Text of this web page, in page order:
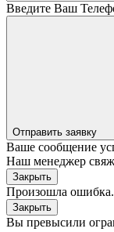
Введите Ваш
Отправить заявку
Ваше сообщение
Наш менеджер
Закрыть
Произошла
Закрыть
Вы превысили